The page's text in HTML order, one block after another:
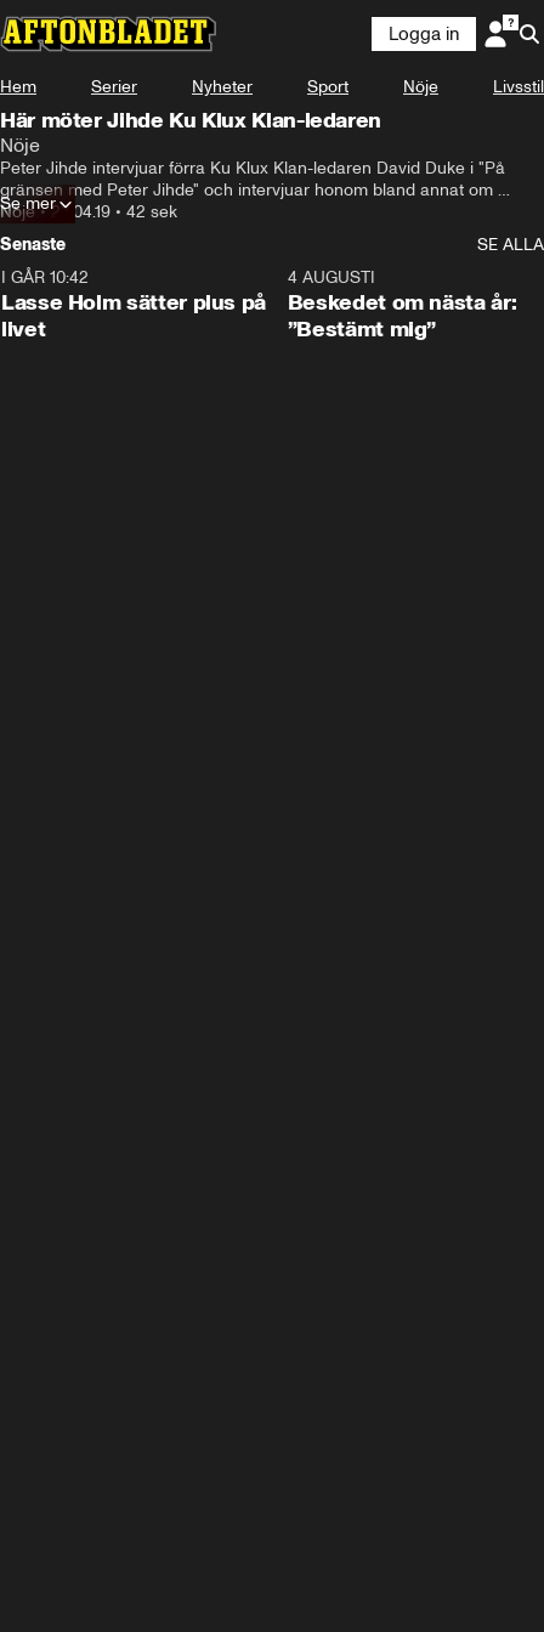
Logga in
Hem Serier Nyheter Sport Nöje Livsstil
Här möter Jihde Ku Klux Klan-ledaren
Nöje
Peter Jihde intervjuar förra Ku Klux Klan-ledaren David Duke i "På
gränsen med Peter Jihde" och intervjuar honom bland annat om
BlacKkKlansman
Nöje•23.04.19 • 42 sek
Se mer
Senaste
SE ALLA
I GÅR 10:42
Lasse Holm sätter plus på
livet
4 AUGUSTI
Beskedet om nästa år:
”Bestämt mig”